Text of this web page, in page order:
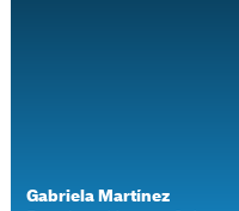
Gabriela Martínez